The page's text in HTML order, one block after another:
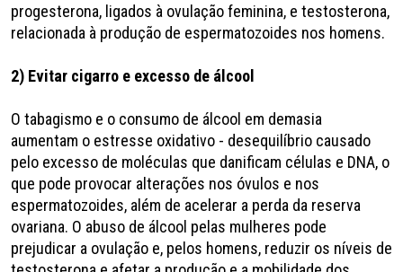
progesterona, ligados à ovulação feminina, e testosterona,
relacionada à produção de espermatozoides nos homens.
2) Evitar cigarro e excesso de álcool
O tabagismo e o consumo de álcool em demasia
aumentam o estresse oxidativo - desequilíbrio causado
pelo excesso de moléculas que danificam células e DNA, o
que pode provocar alterações nos óvulos e nos
espermatozoides, além de acelerar a perda da reserva
ovariana. O abuso de álcool pelas mulheres pode
prejudicar a ovulação e, pelos homens, reduzir os níveis de